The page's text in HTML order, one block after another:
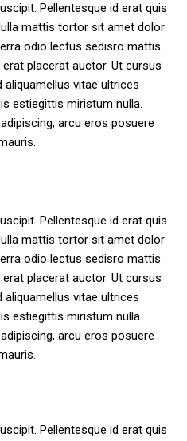
Pellentesque id erat quis
mattis tortor sit amet dolor
odio lectus sedisro mattis
placerat auctor. Ut cursus
vitae ultrices
estiegittis miristum nulla.
arcu eros posuere
Pellentesque id erat quis
mattis tortor sit amet dolor
odio lectus sedisro mattis
placerat auctor. Ut cursus
vitae ultrices
estiegittis miristum nulla.
arcu eros posuere
Pellentesque id erat quis